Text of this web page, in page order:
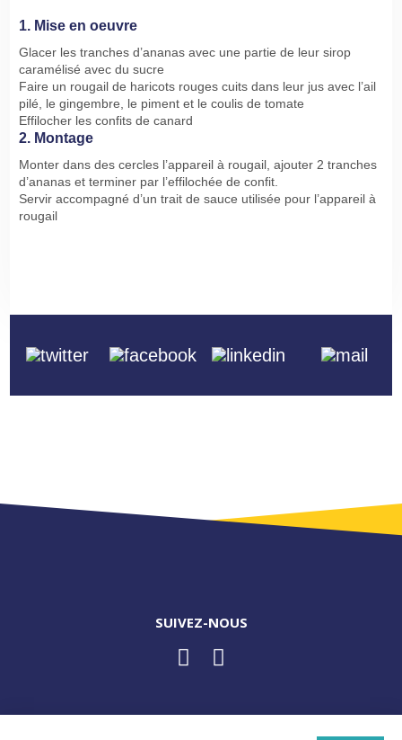
1. Mise en oeuvre
Glacer les tranches d’ananas avec une partie de leur sirop
caramélisé avec du sucre
Faire un rougail de haricots rouges cuits dans leur jus avec l’ail
pilé, le gingembre, le piment et le coulis de tomate
Effilocher les confits de canard
2. Montage
Monter dans des cercles l’appareil à rougail, ajouter 2 tranches
d’ananas et terminer par l’effilochée de confit.
Servir accompagné d’un trait de sauce utilisée pour l’appareil à
rougail
SUIVEZ-NOUS